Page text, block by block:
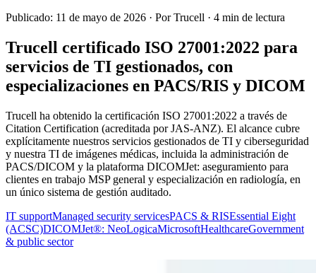
Publicado: 11 de mayo de 2026 · Por Trucell · 4 min de lectura
Trucell certificado ISO 27001:2022 para
servicios de TI gestionados, con
especializaciones en PACS/RIS y DICOM
Trucell ha obtenido la certificación ISO 27001:2022 a través de
Citation Certification (acreditada por JAS-ANZ). El alcance cubre
explícitamente nuestros servicios gestionados de TI y ciberseguridad
y nuestra TI de imágenes médicas, incluida la administración de
PACS/DICOM y la plataforma DICOMJet: aseguramiento para
clientes en trabajo MSP general y especialización en radiología, en
un único sistema de gestión auditado.
IT supportManaged security servicesPACS & RISEssential Eight
(ACSC)DICOMJet®: NeoLogicaMicrosoftHealthcareGovernment
& public sector